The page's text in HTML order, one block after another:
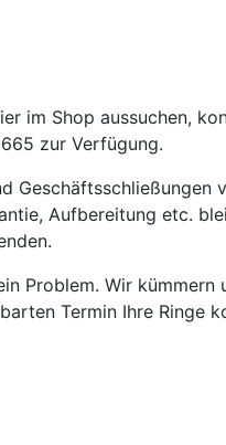
im Shop aussuchen,
zur Verfügung.
Aufbereitung etc.
Problem. Wir
Termin Ihre Ringe